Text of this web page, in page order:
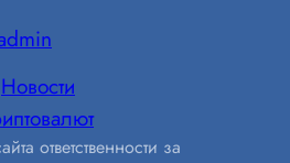
Новости
ответственности за